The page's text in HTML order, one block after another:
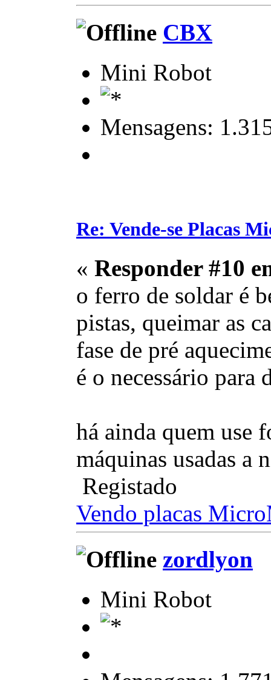
CBX
Mini Robot
Mensagens:
Re: Vende-se Placas
« Responder #10
o ferro de soldar é
pistas, queimar as
fase de pré
é o necessário para
há ainda quem use
máquinas usadas a
Registado
Vendo placas
zordlyon
Mini Robot